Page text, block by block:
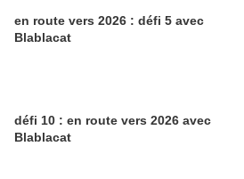
en route vers 2026 : défi 5 avec
Blablacat
défi 10 : en route vers 2026 avec
Blablacat